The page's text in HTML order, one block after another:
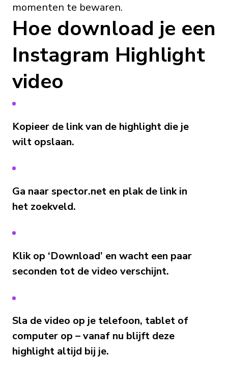
momenten te bewaren.
Hoe download je een
Instagram Highlight
video
Kopieer de link van de highlight die je
wilt opslaan.
Ga naar spector.net en plak de link in
het zoekveld.
Klik op ‘Download’ en wacht een paar
seconden tot de video verschijnt.
Sla de video op je telefoon, tablet of
computer op – vanaf nu blijft deze
highlight altijd bij je.